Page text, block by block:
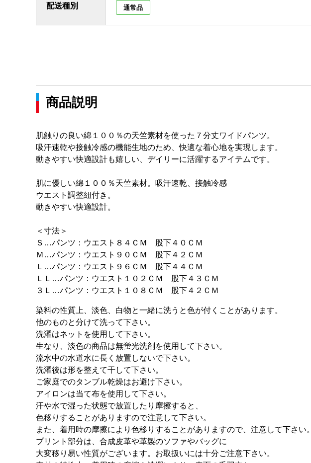
配送種別 通常品
商品説明
肌触りの良い綿１００％の天竺素材を使った７分丈ワイドパンツ。
吸汗速乾や接触冷感の機能生地のため、快適な着心地を実現します。
動きやすい快適設計も嬉しい、デイリーに活躍するアイテムです。
肌に優しい綿１００％天竺素材。吸汗速乾、接触冷感
ウエスト調整紐付き。
動きやすい快適設計。
＜寸法＞
Ｓ…パンツ：ウエスト８４ＣＭ 股下４０ＣＭ
Ｍ…パンツ：ウエスト９０ＣＭ 股下４２ＣＭ
Ｌ…パンツ：ウエスト９６ＣＭ 股下４４ＣＭ
ＬＬ…パンツ：ウエスト１０２ＣＭ 股下４３ＣＭ
３Ｌ…パンツ：ウエスト１０８ＣＭ 股下４２ＣＭ
染料の性質上、淡色、白物と一緒に洗うと色が付くことがあります。
他のものと分けて洗って下さい。
洗濯はネットを使用して下さい。
生なり、淡色の商品は無蛍光洗剤を使用して下さい。
流水中の水道水に長く放置しないで下さい。
洗濯後は形を整えて干して下さい。
ご家庭でのタンブル乾燥はお避け下さい。
アイロンは当て布を使用して下さい。
汗や水で湿った状態で放置したり摩擦すると、
色移りすることがありますので注意して下さい。
また、着用時の摩擦により色移りすることがありますので、注意して下さい。
プリント部分は、合成皮革や革製のソファやバッグに
大変移り易い性質がございます。お取扱いには十分ご注意下さい。